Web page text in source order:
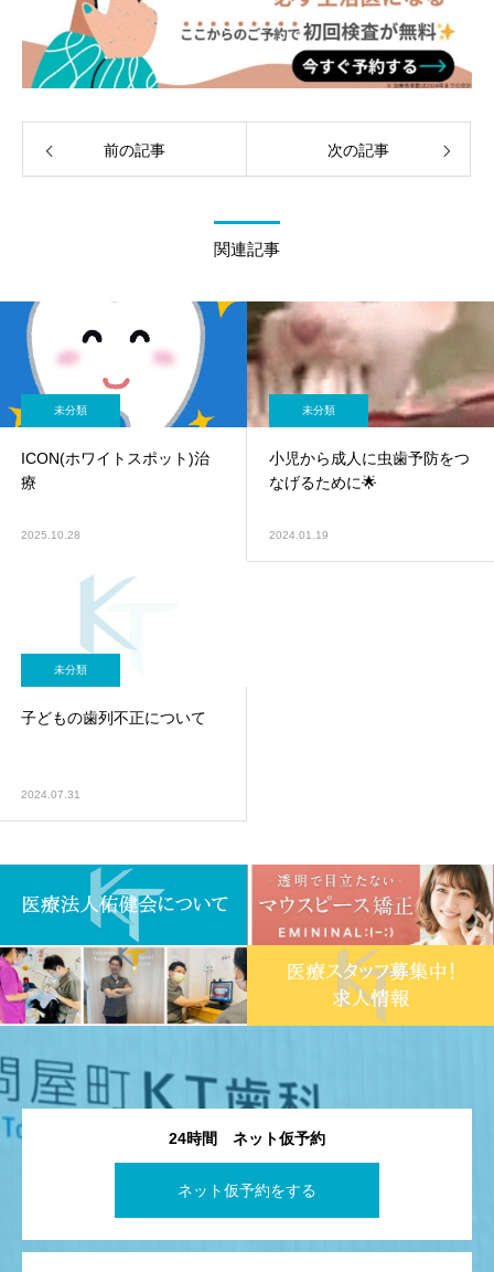
前の記事 次の記事
関連記事
未分類
ICON(ホワイトスポット)治
療
2025.10.28
未分類
小児から成人に虫歯予防をつ
なげるために🌟
2024.01.19
未分類
子どもの歯列不正について
2024.07.31
24時間 ネット仮予約
ネット仮予約をする